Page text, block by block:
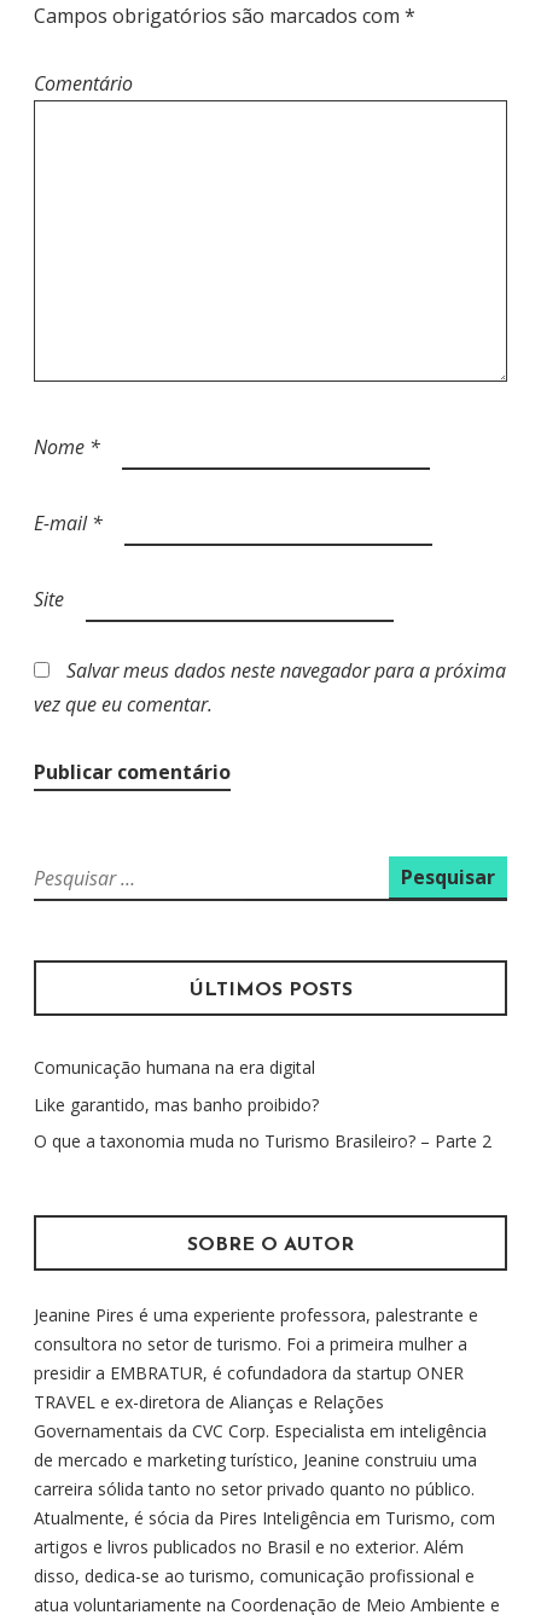
E
O
Campos obrigatórios são marcados com *
Comentário
Nome *
E-mail*
Site
Salvar meus dados neste navegador para a próxima
vez que eu comentar.
P
e
q
i
a
r
p
:
ÚLTIMOS POSTS
Comunicação humana na era digital
Like garantido, mas banho proibido?
O que a taxonomia muda no Turismo Brasileiro? – Parte 2
SOBRE O AUTOR
Jeanine Pires é uma experiente professora, palestrante e
consultora no setor de turismo. Foi a primeira mulher a
presidir a EMBRATUR, é cofundadora da startup ONER
TRAVEL e ex-diretora de Alianças e Relações
Governamentais da CVC Corp. Especialista em inteligência
de mercado e marketing turístico, Jeanine construiu uma
carreira sólida tanto no setor privado quanto no público.
Atualmente, é sócia da Pires Inteligência em Turismo, com
artigos e livros publicados no Brasil e no exterior. Além
disso, dedica-se ao turismo, comunicação profissional e
atua voluntariamente na Coordenação de Meio Ambiente e